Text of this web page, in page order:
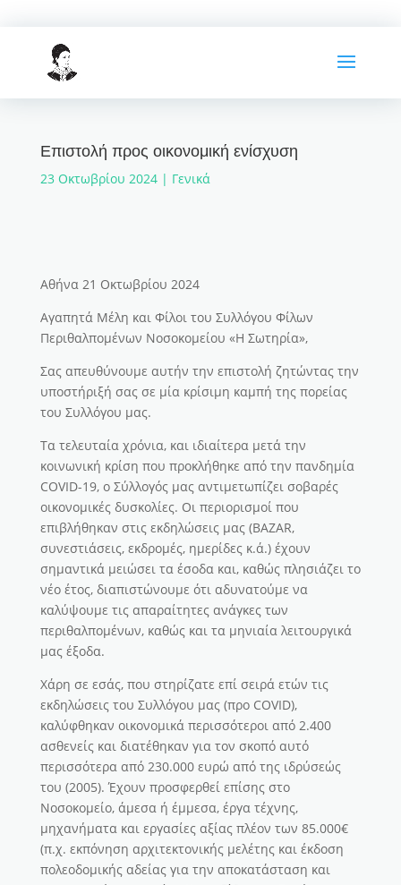
Επιστολή προς οικονομική ενίσχυση
23 Οκτωβρίου 2024| Γενικά
Αθήνα 21 Οκτωβρίου 2024
Αγαπητά Μέλη και Φίλοι του Συλλόγου Φίλων
Περιθαλπομένων Νοσοκομείου «Η Σωτηρία»,
Σας απευθύνουμε αυτήν την επιστολή ζητώντας την
υποστήριξή σας σε μία κρίσιμη καμπή της πορείας
του Συλλόγου μας.
Τα τελευταία χρόνια, και ιδιαίτερα μετά την
κοινωνική κρίση που προκλήθηκε από την πανδημία
COVID-19, ο Σύλλογός μας αντιμετωπίζει σοβαρές
οικονομικές δυσκολίες. Οι περιορισμοί που
επιβλήθηκαν στις εκδηλώσεις μας (BAZAR,
συνεστιάσεις, εκδρομές, ημερίδες κ.ά.) έχουν
σημαντικά μειώσει τα έσοδα και, καθώς πλησιάζει το
νέο έτος, διαπιστώνουμε ότι αδυνατούμε να
καλύψουμε τις απαραίτητες ανάγκες των
περιθαλπομένων, καθώς και τα μηνιαία λειτουργικά
μας έξοδα.
Χάρη σε εσάς, που στηρίζατε επί σειρά ετών τις
εκδηλώσεις του Συλλόγου μας (προ COVID),
καλύφθηκαν οικονομικά περισσότεροι από 2.400
ασθενείς και διατέθηκαν για τον σκοπό αυτό
περισσότερα από 230.000 ευρώ από της ιδρύσεώς
του (2005). Έχουν προσφερθεί επίσης στο
Νοσοκομείο, άμεσα ή έμμεσα, έργα τέχνης,
μηχανήματα και εργασίες αξίας πλέον των 85.000€
(π.χ. εκπόνηση αρχιτεκτονικής μελέτης και έκδοση
πολεοδομικής αδείας για την αποκατάσταση και